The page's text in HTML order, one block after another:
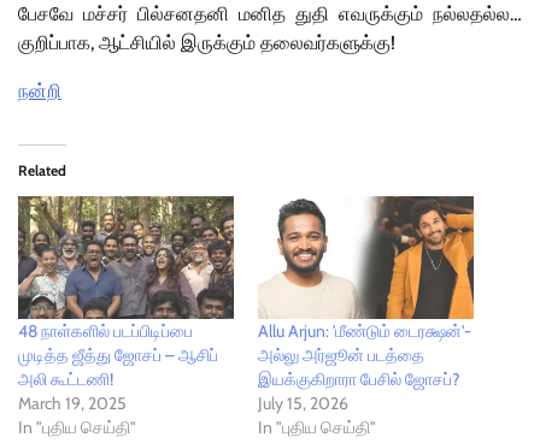
பேசவே மச்சர் பில்சனதனி மனித துதி எவருக்கும் நல்லதல்ல…
குறிப்பாக, ஆட்சியில் இருக்கும் தலைவர்களுக்கு!
நன்றி
Related
48 நாள்களில் படப்பிடிப்பை
முடித்த ஜீத்து ஜோசப் – ஆசிப்
அலி கூட்டணி!
March 19, 2025
In "புதிய செய்தி"
Allu Arjun: 'மீண்டும் டைரக்ஷன்'-
அல்லு அர்ஜூன் படத்தை
இயக்குகிறாரா பேசில் ஜோசப்?
July 15, 2026
In "புதிய செய்தி"